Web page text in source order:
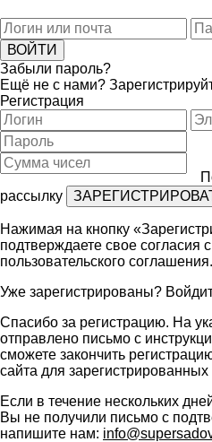
Забыли пароль?
Ещё не с нами?
Регистрация
рассылку
Нажимая на кнопку
подтверждаете свое согласия
пользовательского соглашения.
Уже зарегистрированы?
Спасибо за регистрацию. На
отправлено письмо с
сможете закончить
сайта для зарегистрированных
Если в течение нескольких
Вы не получили письмо с
напишите нам: